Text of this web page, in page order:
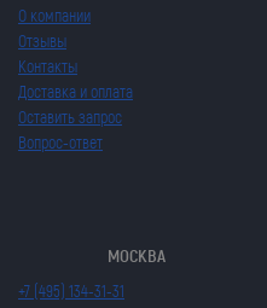
О компании
Отзывы
Контакты
Доставка и оплата
Оставить запрос
Вопрос-ответ
МОСКВА
+7 (495) 134-31-31